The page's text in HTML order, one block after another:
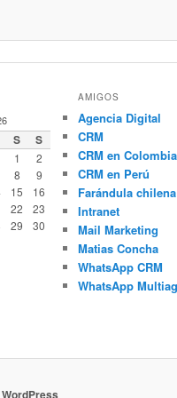
S S
1
2
8
9
15
16
22
23
29
30
AMIGOS
Agencia Digital
CRM
CRM en Colombia
CRM en Perú
Farándula chilena
Intranet
Mail Marketing
Matias Concha
WhatsApp CRM
WhatsApp